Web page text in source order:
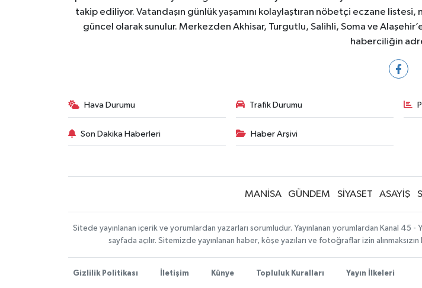
takip ediliyor. Vatandaşın günlük yaşamını kolaylaştıran nöbetçi eczane
güncel olarak sunulur. Merkezden Akhisar, Turgutlu, Salihli, Soma ve
haberciliğin
Hava Durumu Trafik Durumu
Son Dakika Haberleri Haber Arşivi
MANİSA GÜNDEM SİYASET ASAYİŞ
Sitede yayınlanan içerik ve yorumlardan yazarları sorumludur. Yayınlanan yorumlardan Kanal
sayfada açılır. Sitemizde yayınlanan haber, köşe yazıları ve fotoğraflar izin
Gizlilik Politikası İletişim Künye Topluluk Kuralları Yayın İlkeleri